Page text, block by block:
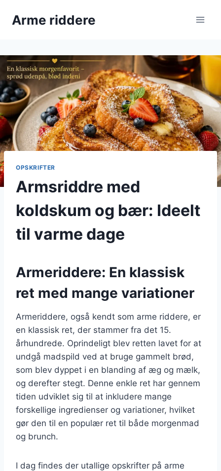
Arme riddere
OPSKRIFTER
Armsriddre med
koldskum og bær: Ideelt
til varme dage
Armeriddere: En klassisk
ret med mange variationer
Armeriddere, også kendt som arme riddere, er
en klassisk ret, der stammer fra det 15.
århundrede. Oprindeligt blev retten lavet for at
undgå madspild ved at bruge gammelt brød,
som blev dyppet i en blanding af æg og mælk,
og derefter stegt. Denne enkle ret har gennem
tiden udviklet sig til at inkludere mange
forskellige ingredienser og variationer, hvilket
gør den til en populær ret til både morgenmad
og brunch.
I dag findes der utallige opskrifter på arme